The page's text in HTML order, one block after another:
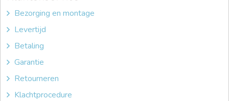
Bezorging en montage
Levertijd
Betaling
Garantie
Retourneren
Klachtprocedure